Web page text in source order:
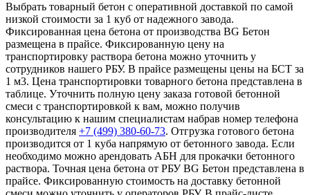
Выбрать товарный бетон с оперативной доставкой по самой
низкой стоимости за 1 куб от надежного завода.
Фиксированная цена бетона от производства BG Бетон
размещена в прайсе. Фиксированную цену на
транспортировку раствора бетона можно уточнить у
сотрудников нашего РБУ. В прайсе размещены цены на БСТ за
1 м3. Цена транспортировки товарного бетона представлена в
таблице. Уточнить полную цену заказа готовой бетонной
смеси с транспортировкой к вам, можно получив
консультацию к нашим специалистам набрав номер телефона
производителя +7 (499) 380-60-73. Отгрузка готового бетона
производится от 1 куба напрямую от бетонного завода. Если
необходимо можно арендовать АБН для прокачки бетонного
раствора. Точная цена бетона от РБУ BG Бетон представлена в
прайсе. Фиксированную стоимость на доставку бетонной